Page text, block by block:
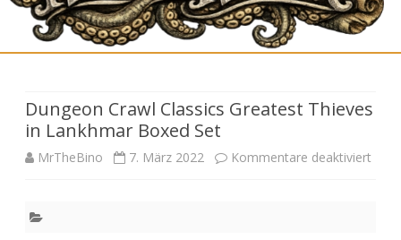
Dungeon Crawl Classics Greatest Thieves
in Lankhmar Boxed Set
MrTheBino 7. März 2022 Kommentare deaktiviert